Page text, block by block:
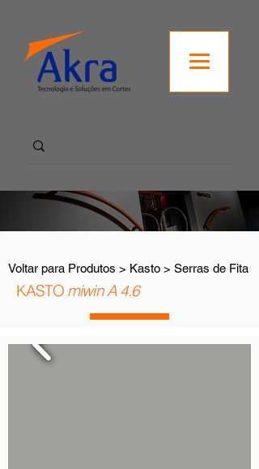
Voltar para Produtos > Kasto > Serras de Fita
KASTO miwin A 4.6